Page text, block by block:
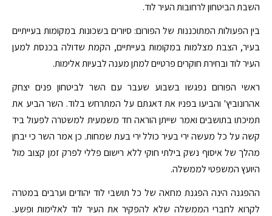
השבת הביטחון לרחובות העיר לוד.
בין הפעולות המתוכננות של הפורום: סיורים בשכונות במקומות בעייתיים
בעיר, הצבת מצלמות במקומות בעייתיים, הקמת שדולה בכנסת למען
העיר לוד ובחירת חוקרים פרטיים למתן מענה לבעיות אלימות.
ראשי הפורום נפגשו בשבוע שעבר עם השר לביטחון פנים יצחק
אהרונוביץ' והביעו בפניו את דאגתם על המתרחש בלוד. השר הביע את
תמיכתו בתושבים ואמר שייתן הוראה חד משמעית למשטרה לפעול ביד
קשה על כל מעשה ירי בעיר כולל ירי בעת שמחות. כן אמר השר כי יבחן
מהלך של איסוף נשק בילתי חוקי ללא רישום פללי לפרק זמן קצוב מול
היועץ המשפטי לממשלה.
ההפגנה הינה הפגנת מחאה של כל תושבי לוד יהודים וערבים במטרה
לקרוא לחברי הממשלה שלא להפקיר את העיר לוד לאלימות ופשע.